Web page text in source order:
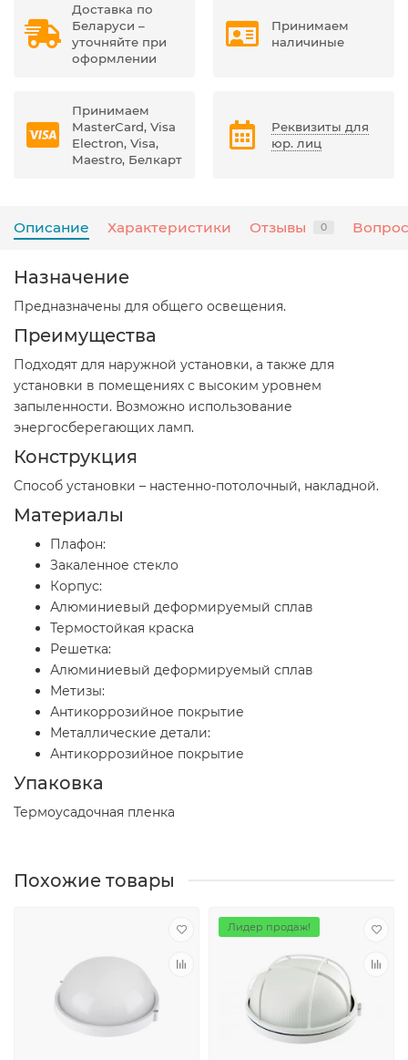
Доставка по
Беларуси –
уточняйте при
оформлении
Принимаем
наличиные
Принимаем
MasterCard, Visa
Electron, Visa,
Maestro, Белкарт
Реквизиты для
юр. лиц
Описание Характеристики Отзывы 0
Назначение
Предназначены для общего освещения.
Преимущества
Подходят для наружной установки, а также для
установки в помещениях с высоким уровнем
запыленности. Возможно использование
энергосберегающих ламп.
Конструкция
Способ установки – настенно-потолочный, накладной.
Материалы
Плафон:
Закаленное стекло
Корпус:
Алюминиевый деформируемый сплав
Термостойкая краска
Решетка:
Алюминиевый деформируемый сплав
Метизы:
Антикоррозийное покрытие
Металлические детали:
Антикоррозийное покрытие
Упаковка
Термоусадочная пленка
Похожие товары
Лидер продаж!